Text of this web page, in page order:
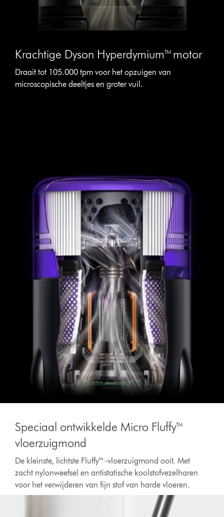
Krachtige Dyson Hyperdymium™ motor
Draait tot 105.000 tpm voor het opzuigen van
microscopische deeltjes en groter vuil.
Speciaal ontwikkelde Micro Fluffy™
vloerzuigmond
De kleinste, lichtste Fluffy™-vloerzuigmond ooit. Met
zacht nylonweefsel en antistatische koolstofvezelharen
voor het verwijderen van fijn stof van harde vloeren.